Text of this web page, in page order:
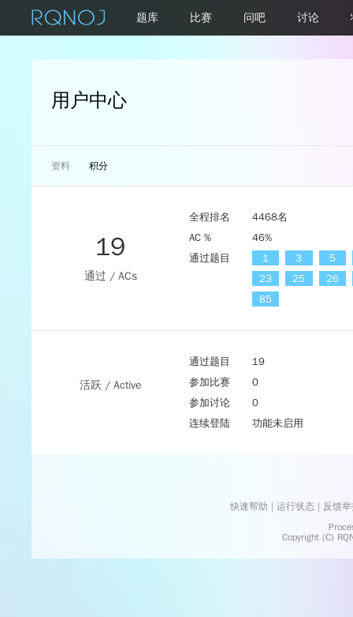
题库 比赛 问吧 讨论
用户中心
资料 积分
19
通过 / ACs
全程排名
4468名
AC %
46%
通过题目
1 3
5
23
25
26
85
活跃 / Active
通过题目
19
参加比赛
0
参加讨论
0
连续登陆
功能未启用
快速帮助 | 运行状态 | 反馈